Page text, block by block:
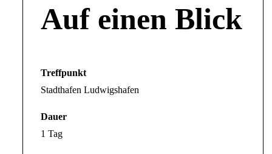
Auf einen Blick
Treffpunkt
Stadthafen Ludwigshafen
Dauer
1 Tag